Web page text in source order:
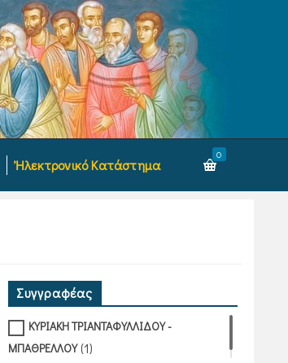
Ἠλεκτρονικό Κατάστημα
0
Συγγραφέας
ΚΥΡΙΑΚΗ ΤΡΙΑΝΤΑΦΥΛΛΙΔΟΥ -
ΜΠΑΘΡΕΛΛΟΥ(1)